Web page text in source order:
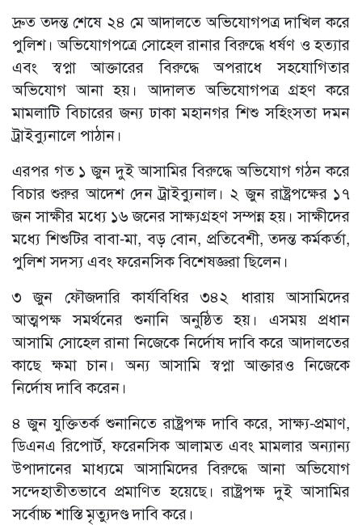
দ্রুত তদন্ত শেষে ২৪ মে আদালতে অভিযোগপত্র দাখিল করে
পুলিশ। অভিযোগপত্রে সোহেল রানার বিরুদ্ধে ধর্ষণ ও হত্যার
এবং স্বপ্না আক্তারের বিরুদ্ধে অপরাধে সহযোগিতার
অভিযোগ আনা হয়। আদালত অভিযোগপত্র গ্রহণ করে
মামলাটি বিচারের জন্য ঢাকা মহানগর শিশু সহিংসতা দমন
ট্রাইব্যুনালে পাঠান।
এরপর গত ১ জুন দুই আসামির বিরুদ্ধে অভিযোগ গঠন করে
বিচার শুরুর আদেশ দেন ট্রাইব্যুনাল। ২ জুন রাষ্ট্রপক্ষের ১৭
জন সাক্ষীর মধ্যে ১৬ জনের সাক্ষ্যগ্রহণ সম্পন্ন হয়। সাক্ষীদের
মধ্যে শিশুটির বাবা-মা, বড় বোন, প্রতিবেশী, তদন্ত কর্মকর্তা,
পুলিশ সদস্য এবং ফরেনসিক বিশেষজ্ঞরা ছিলেন।
৩ জুন ফৌজদারি কার্যবিধির ৩৪২ ধারায় আসামিদের
আত্মপক্ষ সমর্থনের শুনানি অনুষ্ঠিত হয়। এসময় প্রধান
আসামি সোহেল রানা নিজেকে নির্দোষ দাবি করে আদালতের
কাছে ক্ষমা চান। অন্য আসামি স্বপ্না আক্তারও নিজেকে
নির্দোষ দাবি করেন।
৪ জুন যুক্তিতর্ক শুনানিতে রাষ্ট্রপক্ষ দাবি করে, সাক্ষ্য-প্রমাণ,
ডিএনএ রিপোর্ট, ফরেনসিক আলামত এবং মামলার অন্যান্য
উপাদানের মাধ্যমে আসামিদের বিরুদ্ধে আনা অভিযোগ
সন্দেহাতীতভাবে প্রমাণিত হয়েছে। রাষ্ট্রপক্ষ দুই আসামির
সর্বোচ্চ শাস্তি মৃত্যুদণ্ড দাবি করে।